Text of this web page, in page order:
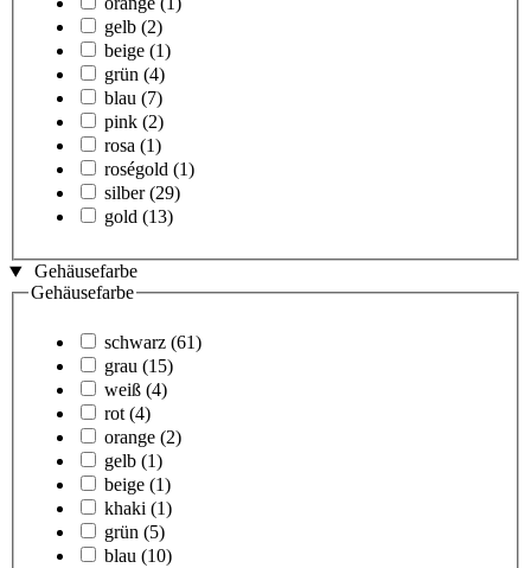
gelb (2)
beige (1)
grün (4)
blau (7)
pink (2)
rosa (1)
roségold (1)
silber (29)
gold (13)
Gehäusefarbe
Gehäusefarbe
schwarz (61)
grau (15)
weiß (4)
rot (4)
orange (2)
gelb (1)
beige (1)
khaki (1)
grün (5)
blau (10)